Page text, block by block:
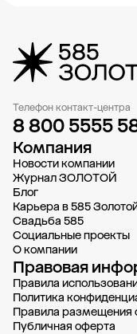
Телефон контакт-центра
8 800 5555
Компания
Новости компании
Журнал ЗОЛОТОЙ
Блог
Карьера в 585
Свадьба 585
Социальные проекты
О компании
Правовая
Правила
Политика
Правила размещения
Публичная оферта